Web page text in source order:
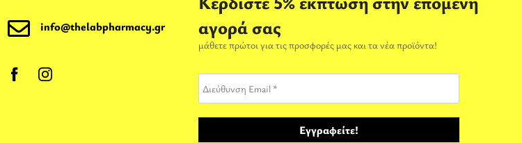
info@thelabpharmacy.gr
αγορά σας
μάθετε πρώτοι για τις προσφορές μας και τα νέα προϊόντα!